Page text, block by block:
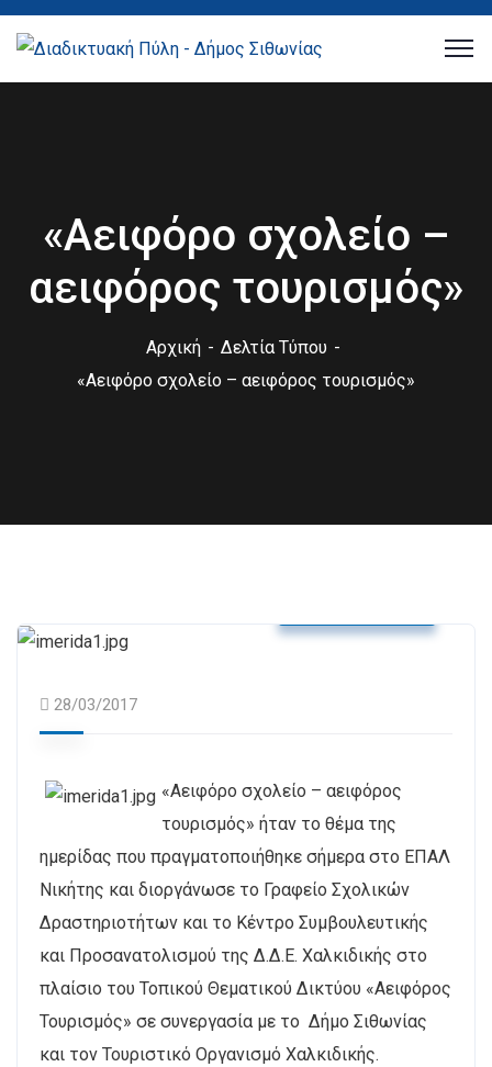
«Αειφόρο σχολείο –
αειφόρος τουρισμός»
Αρχική
Δελτία Τύπου
«Αειφόρο σχολείο – αειφόρος τουρισμός»
28/03/2017
«Αειφόρο σχολείο – αειφόρος
τουρισμός» ήταν το θέμα της
ημερίδας που πραγματοποιήθηκε σήμερα στο ΕΠΑΛ
Νικήτης και διοργάνωσε το Γραφείο Σχολικών
Δραστηριοτήτων και το Κέντρο Συμβουλευτικής
και Προσανατολισμού της Δ.Δ.Ε. Χαλκιδικής στο
πλαίσιο του Τοπικού Θεματικού Δικτύου «Αειφόρος
Τουρισμός» σε συνεργασία με το Δήμο Σιθωνίας
και τον Τουριστικό Οργανισμό Χαλκιδικής.